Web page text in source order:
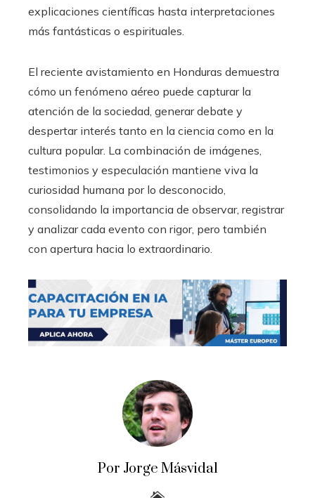
explicaciones científicas hasta interpretaciones
más fantásticas o espirituales.
El reciente avistamiento en Honduras demuestra
cómo un fenómeno aéreo puede capturar la
atención de la sociedad, generar debate y
despertar interés tanto en la ciencia como en la
cultura popular. La combinación de imágenes,
testimonios y especulación mantiene viva la
curiosidad humana por lo desconocido,
consolidando la importancia de observar, registrar
y analizar cada evento con rigor, pero también
con apertura hacia lo extraordinario.
Por Jorge Másvidal